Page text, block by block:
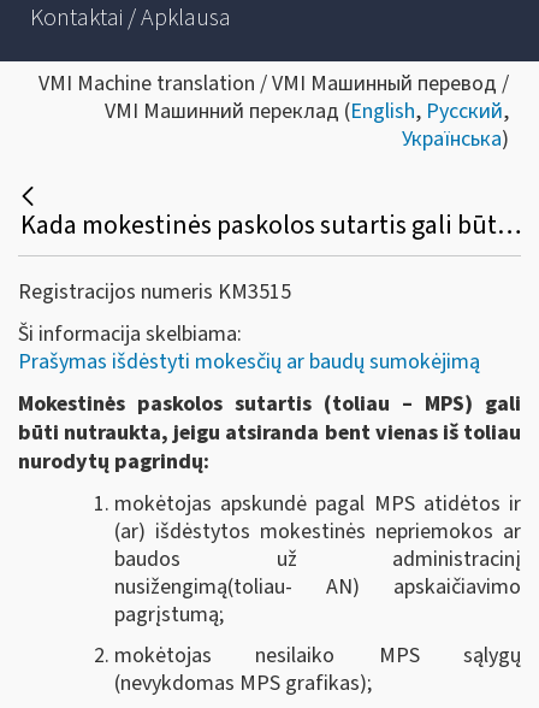
Kontaktai / Apklausa
VMI Machine translation / VMI Машинный перевод /
VMI Машинний переклад (English, Русский,
Українська)
Kada mokestinės paskolos sutartis gali būti nutraukta?
Registracijos numeris KM3515
Ši informacija skelbiama:
Prašymas išdėstyti mokesčių ar baudų sumokėjimą
Mokestinės paskolos sutartis (toliau – MPS) gali
būti nutraukta, jeigu atsiranda bent vienas iš toliau
nurodytų pagrindų:
mokėtojas apskundė pagal MPS atidėtos ir
(ar) išdėstytos mokestinės nepriemokos ar
baudos už administracinį
nusižengimą(toliau- AN) apskaičiavimo
pagrįstumą;
mokėtojas nesilaiko MPS sąlygų
(nevykdomas MPS grafikas);